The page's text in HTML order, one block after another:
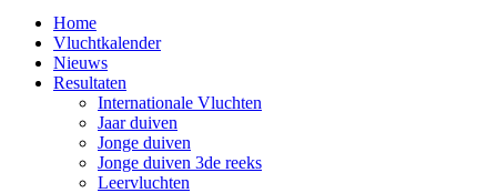
Home
Vluchtkalender
Nieuws
Resultaten
Internationale Vluchten
Jaar duiven
Jonge duiven
Jonge duiven 3de reeks
Leervluchten